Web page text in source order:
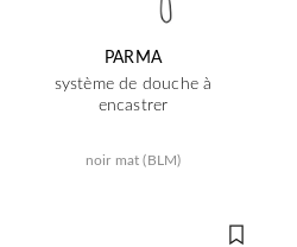
PARMA
système de douche à
encastrer
noir mat (BLM)